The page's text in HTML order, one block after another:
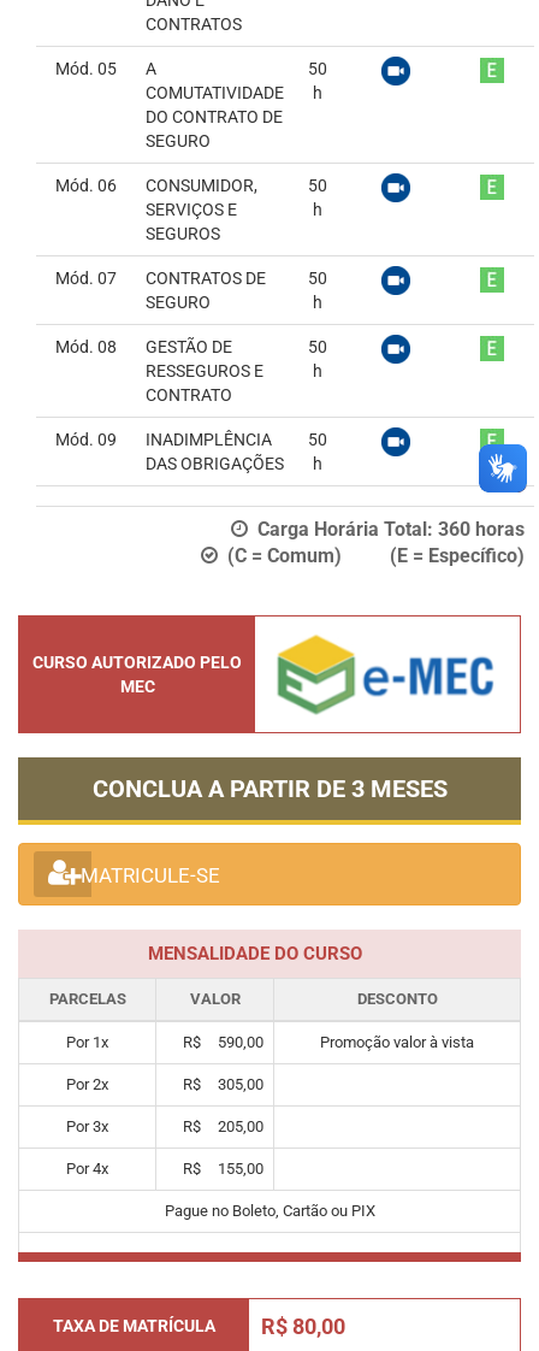
CONTRATOS
Mód. 05
A
COMUTATIVIDADE
DO CONTRATO DE
SEGURO
50
h
Mód. 06
CONSUMIDOR,
SERVIÇOS E
SEGUROS
50
h
Mód. 07
CONTRATOS DE
SEGURO
50
h
Mód. 08
GESTÃO DE
RESSEGUROS E
CONTRATO
50
h
Mód. 09
INADIMPLÊNCIA
DAS OBRIGAÇÕES
50
h
Carga Horária Total: 360 horas
(C = Comum) (E = Específico)
CURSO AUTORIZADO PELO
MEC
CONCLUA A PARTIR DE 3 MESES
MATRICULE-SE
MENSALIDADE DO CURSO
PARCELAS VALOR DESCONTO
Por 1x R$ 590,00 Promoção valor à vista
Por2x R$ 305,00
Por3x R$ 205,00
Por4x R$ 155,00
Pague no Boleto, Cartão ou PIX
TAXA DE MATRÍCULA R$ 80,00